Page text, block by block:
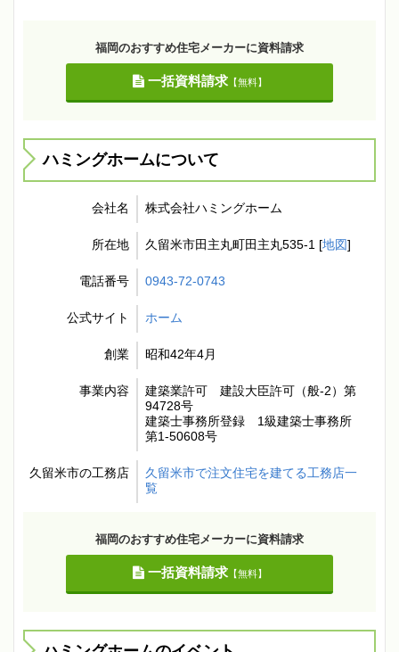
福岡のおすすめ住宅メーカーに資料請求
一括資料請求【無料】
ハミングホームについて
会社名 株式会社ハミングホーム
所在地 久留米市田主丸町田主丸535-1 [地図]
電話番号 0943-72-0743
公式サイト ホーム
創業 昭和42年4月
事業内容
建築業許可 建設大臣許可（般-2）第
94728号
建築士事務所登録 1級建築士事務所
第1-50608号
久留米市の工務店
久留米市で注文住宅を建てる工務店一
覧
福岡のおすすめ住宅メーカーに資料請求
一括資料請求【無料】